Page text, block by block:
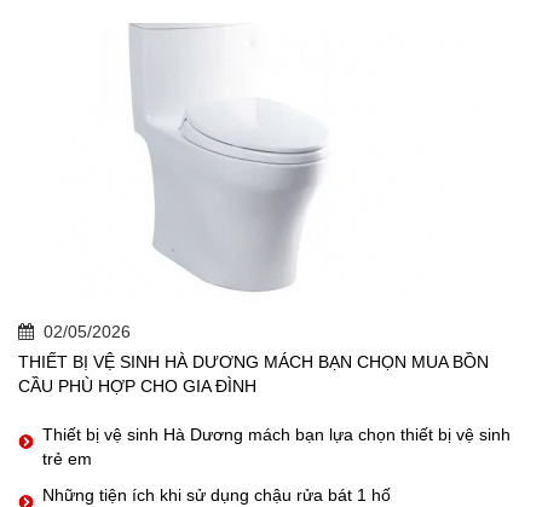
02/05/2026
THIẾT BỊ VỆ SINH HÀ DƯƠNG MÁCH BẠN CHỌN MUA BỒN
CẦU PHÙ HỢP CHO GIA ĐÌNH
Thiết bị vệ sinh Hà Dương mách bạn lựa chọn thiết bị vệ sinh
trẻ em
Những tiện ích khi sử dụng chậu rửa bát 1 hố